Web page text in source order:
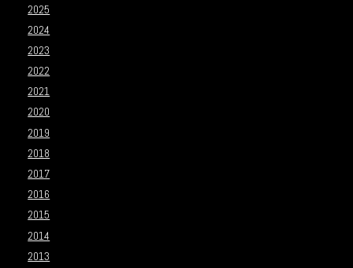
2025
2024
2023
2022
2021
2020
2019
2018
2017
2016
2015
2014
2013